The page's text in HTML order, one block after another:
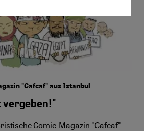
"Cafcaf" aus Istanbul
vergeben!"
Comic-Magazin "Cafcaf"